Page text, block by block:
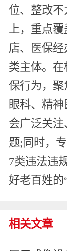
位、整改不
上，重点
店、医保经
类主体。
保行为，聚
眼科、精
会广泛关注
题;同时，
7类违法违
好老百姓的
相关文章